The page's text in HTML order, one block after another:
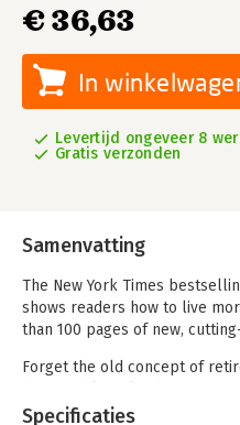
€ 36,63
In
Levertijd ongeveer 8
Gratis verzonden
Samenvatting
The New York Times
shows readers how to live
than 100 pages of new,
Forget the old concept of
to, especially in unpredictable
Specificaties